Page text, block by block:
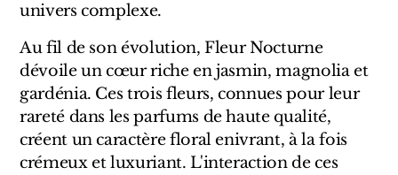
univers complexe.
Au fil de son évolution, Fleur Nocturne
dévoile un cœur riche en jasmin, magnolia et
gardénia. Ces trois fleurs, connues pour leur
rareté dans les parfums de haute qualité,
créent un caractère floral enivrant, à la fois
crémeux et luxuriant. L'interaction de ces
Sam William
Marques Néerlandaises
Pure Distance
Marques Anglaises